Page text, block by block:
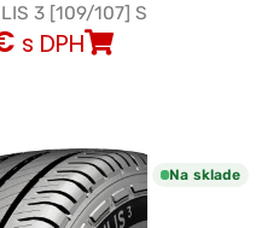
3 [109/107] S
s DPH
Na sklade